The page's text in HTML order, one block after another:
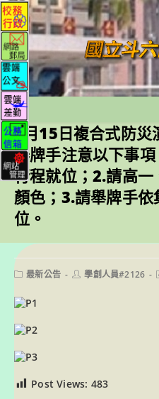
跳
轉
至
主
要
內
容
4月15日複合式防災
舉牌手注意以下事
行程就位；2.請高
顏色；3.請舉牌手
位。
Post最新公告
Post學創人員#2126
Post Views: 483